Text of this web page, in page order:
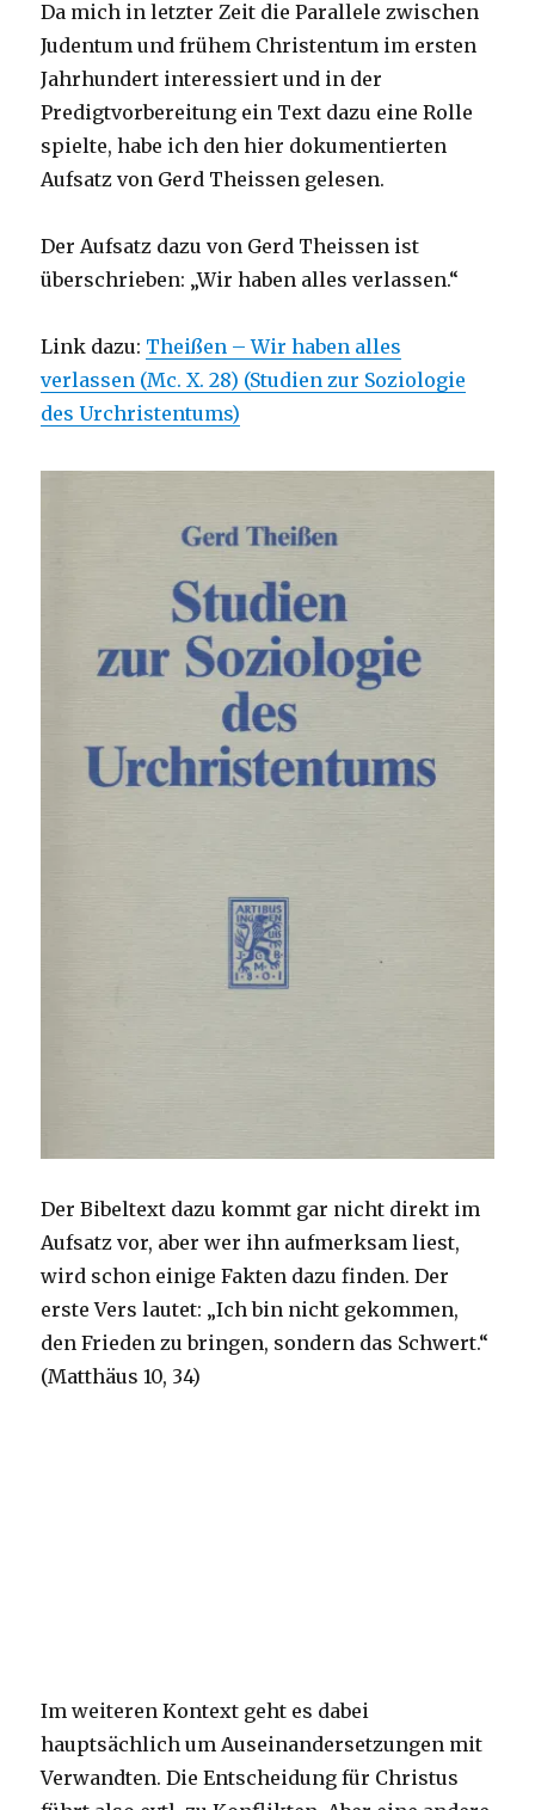
Da mich in letzter Zeit die Parallele zwischen
Judentum und frühem Christentum im ersten
Jahrhundert interessiert und in der
Predigtvorbereitung ein Text dazu eine Rolle
spielte, habe ich den hier dokumentierten
Aufsatz von Gerd Theissen gelesen.
Der Aufsatz dazu von Gerd Theissen ist
überschrieben: „Wir haben alles verlassen.“
Link dazu: Theißen – Wir haben alles
verlassen (Mc. X. 28) (Studien zur Soziologie
des Urchristentums)
Der Bibeltext dazu kommt gar nicht direkt im
Aufsatz vor, aber wer ihn aufmerksam liest,
wird schon einige Fakten dazu finden. Der
erste Vers lautet: „Ich bin nicht gekommen,
den Frieden zu bringen, sondern das Schwert.“
(Matthäus 10, 34)
Im weiteren Kontext geht es dabei
hauptsächlich um Auseinandersetzungen mit
Verwandten. Die Entscheidung für Christus